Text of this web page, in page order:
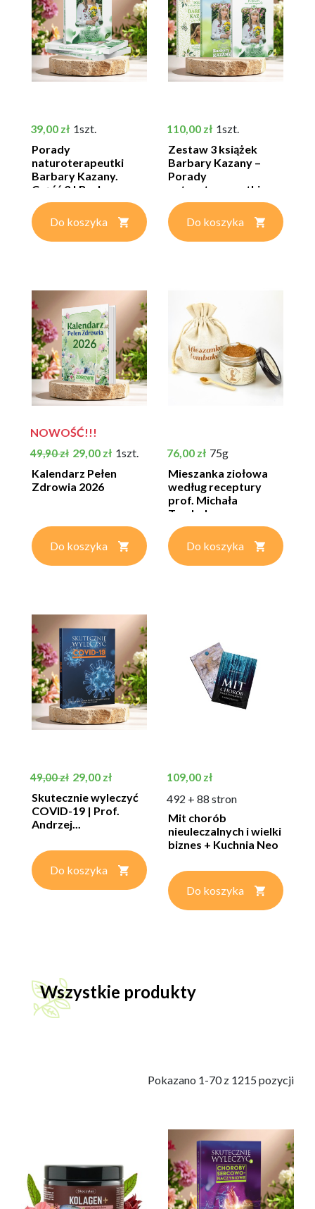
Cena
39,00 zł 1szt.
Porady
naturoterapeutki
Barbary Kazany.
Część 3 | Barbara...
Do koszyka
Cena
110,00 zł 1szt.
Zestaw 3 książek
Barbary Kazany –
Porady
naturoterapeutki...
Do koszyka
NOWOŚĆ!!!
Cena podstawowa
49,90 zł Cena
29,00 zł 1szt.
Kalendarz Pełen
Zdrowia 2026
Do koszyka
Cena
76,00 zł 75g
Mieszanka ziołowa
według receptury
prof. Michała
Tombaka...
Do koszyka
Cena podstawowa
49,00 zł Cena
29,00 zł
Skutecznie wyleczyć
COVID-19 | Prof.
Andrzej...
Do koszyka
Cena
109,00 zł
492 + 88 stron
Mit chorób
nieuleczalnych i wielki
biznes + Kuchnia Neo
Do koszyka
Wszystkie produkty
            Pokazano 1-70 z 1215 pozycji